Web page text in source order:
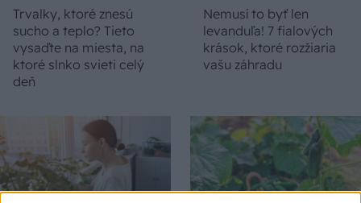
Trvalky, ktoré znesú
sucho a teplo? Tieto
vysaďte na miesta, na
ktoré slnko svieti celý
deň
Nemusí to byť len
levanduľa! 7 fialových
krások, ktoré rozžiaria
vašu záhradu